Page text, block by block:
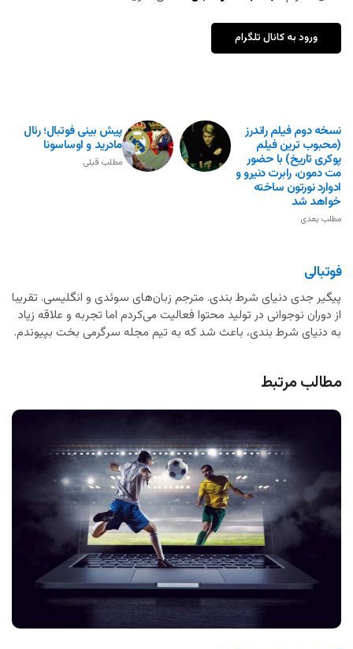
ورود به کانال تلگرام
پیش بینی فوتبال؛ رئال
مادرید و اوساسونا
مطلب قبلی
نسخه دوم فیلم راندرز
(محبوب ترین فیلم
پوکری تاریخ) با حضور
مت دمون، رابرت دنیرو و
ادوارد نورتون ساخته
خواهد شد
مطلب بعدی
فوتبالی
پیگیر جدی دنیای شرط بندی. مترجم زبان‌های سوئدی و انگلیسی. تقریبا
از دوران نوجوانی در تولید محتوا فعالیت می‌کردم اما تجربه و علاقه زیاد
به دنیای شرط بندی، باعث شد که به تیم مجله سرگرمی بخت بپیوندم.
مطالب مرتبط